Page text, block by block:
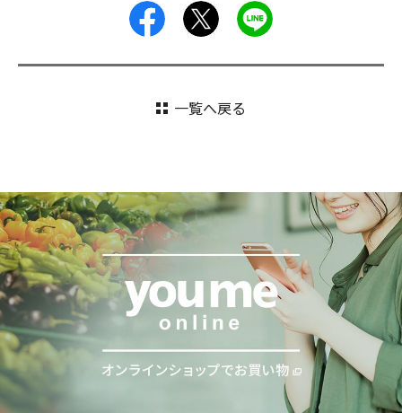
facebook
一覧へ戻る